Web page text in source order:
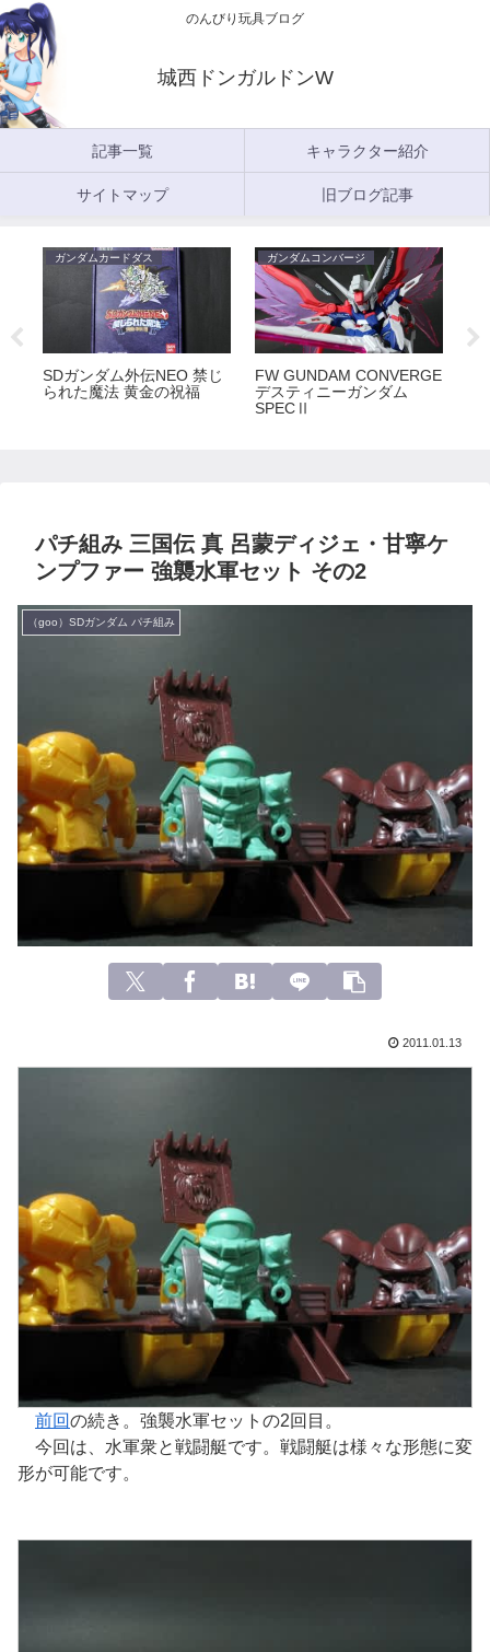
のんびり玩具ブログ
城西ドンガルドンW
記事一覧 キャラクター紹介
サイトマップ 旧ブログ記事
ガンダムカードダス
SDガンダム外伝NEO 禁じ
られた魔法 黄金の祝福
ガンダムコンバージ
FW GUNDAM CONVERGE
デスティニーガンダム
SPECⅡ
パチ組み 三国伝 真 呂蒙ディジェ・甘寧ケ
ンプファー 強襲水軍セット その2
（goo）SDガンダム パチ組み
2011.01.13
前回の続き。強襲水軍セットの2回目。
今回は、水軍衆と戦闘艇です。戦闘艇は様々な形態に変
形が可能です。